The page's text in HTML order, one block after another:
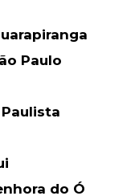
Paulo
Paulista
do Ó